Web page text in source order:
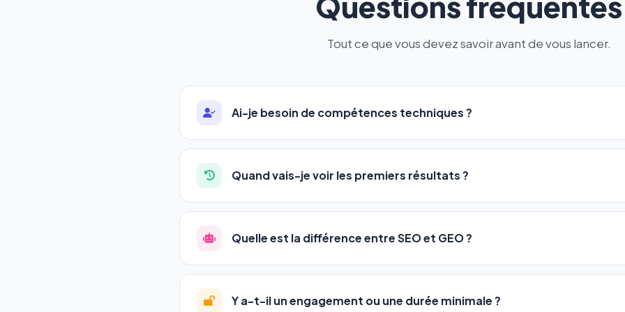
Tout ce que vous devez savoir avant de vous lancer.
Ai-je besoin de compétences techniques ?
Absolument pas. Notre logiciel a été conçu pour être accessible àtous les profils:
auto-entrepreneurs, PME ou agences. Pas de code, pas de configuration complexe —
l'adresse de votre site, décrivez votre activité, et le logiciel gère tout en automatique
Quand vais-je voir les premiers résultats ?
La plupart de nos utilisateurs observent une amélioration de leur positionnement en4
progression
votre tableau de bord.
Quelle est la différence entre SEO et GEO ?
LeSEO(Search Engine Optimization) vous positionne sur les moteurs classiques :
GEO(Generative Engine Optimization) va plus loin : il fait en sorte que les IA
Y a-t-il un engagement ou une durée minimale ?